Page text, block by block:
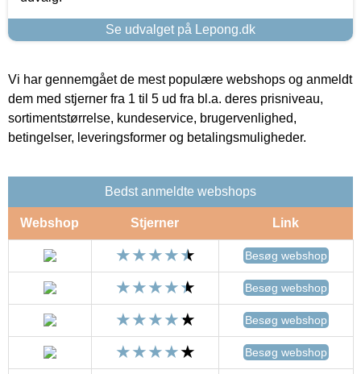
Se udvalget på Lepong.dk
Vi har gennemgået de mest populære webshops og anmeldt
dem med stjerner fra 1 til 5 ud fra bl.a. deres prisniveau,
sortimentstørrelse, kundeservice, brugervenlighed,
betingelser, leveringsformer og betalingsmuligheder.
Bedst anmeldte webshops
Webshop Stjerner Link
Besøg webshop
Besøg webshop
Besøg webshop
Besøg webshop